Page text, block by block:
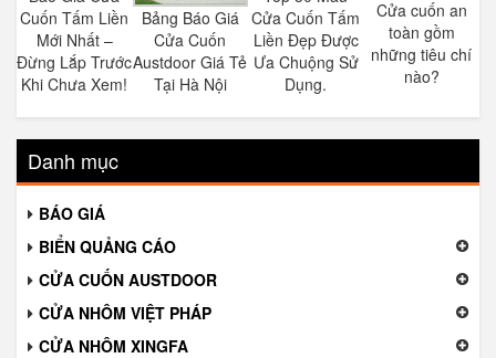
Cuốn Tấm Liền
Mới Nhất –
Đừng Lắp Trước
Khi Chưa Xem!
Bảng Báo Giá
Cửa Cuốn
Austdoor Giá Tẻ
Tại Hà Nội
Cửa Cuốn Tấm
Liền Đẹp Được
Ưa Chuộng Sử
Dụng.
Cửa cuốn an
toàn gồm
những tiêu chí
nào?
Danh mục
BÁO GIÁ
BIỂN QUẢNG CÁO
CỬA CUỐN AUSTDOOR
CỬA NHÔM VIỆT PHÁP
CỬA NHÔM XINGFA